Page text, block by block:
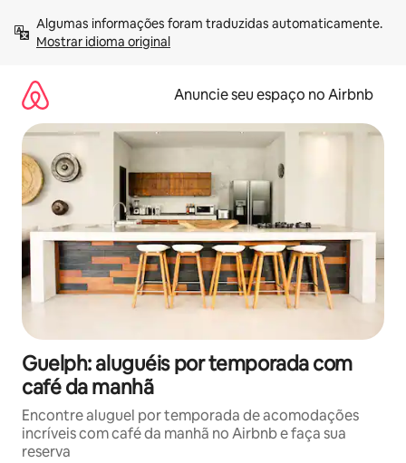
para
Mostrar idioma original
Anuncie seu espaço no Airbnb
Guelph: aluguéis por temporada com
café da manhã
Encontre aluguel por temporada de acomodações
incríveis com café da manhã no Airbnb e faça sua
reserva